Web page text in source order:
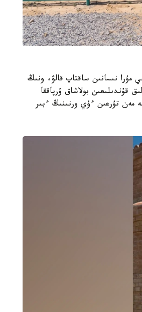
مۇرا نىسانىن ساقتاپ قالۋ، ونىڭ
قۇندىلىعىن بولاشاق ۇرپاققا
سايكەس ارحەولوگيالىق قازبا بارىسىندا ارشىلعان 2 كەسەنە مەن تۇرعىن ءۇي ورنىنىڭ ءبىر